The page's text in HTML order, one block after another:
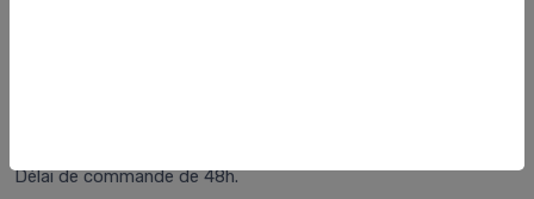
Délai de commande de 48h.